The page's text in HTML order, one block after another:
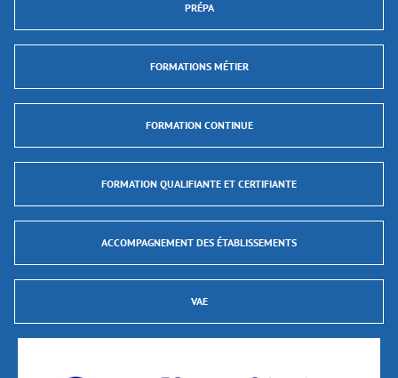
PRÉPA
FORMATIONS MÉTIER
FORMATION CONTINUE
FORMATION QUALIFIANTE ET CERTIFIANTE
ACCOMPAGNEMENT DES ÉTABLISSEMENTS
VAE